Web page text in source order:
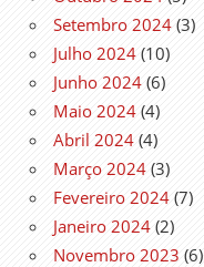
Setembro 2024 (3)
Julho 2024 (10)
Junho 2024 (6)
Maio 2024 (4)
Abril 2024 (4)
Março 2024 (3)
Fevereiro 2024 (7)
Janeiro 2024 (2)
Novembro 2023 (6)